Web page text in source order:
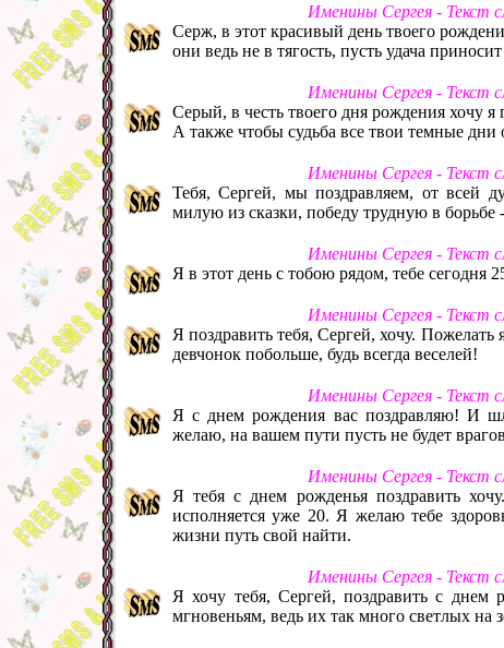
Именины Сергея - Текст
Серж, в этот красивый день твоего
они ведь не в тягость, пусть удача
Именины Сергея - Текст
Серый, в честь твоего дня рождения хочу я
А также чтобы судьба все твои темные дни
Именины Сергея - Текст
Тебя, Сергей, мы поздравляем, от всей
милую из сказки, победу трудную в борьбе -
Именины Сергея - Текст
Я в этот день с тобою рядом, тебе сегодня
Именины Сергея - Текст
Я поздравить тебя, Сергей, хочу.
девчонок побольше, будь всегда веселей!
Именины Сергея - Текст
Я с днем рождения вас поздравляю! И
желаю, на вашем пути пусть не будет
Именины Сергея - Текст
Я тебя с днем рожденья поздравить
исполняется уже 20. Я желаю тебе
жизни путь свой найти.
Именины Сергея - Текст
Я хочу тебя, Сергей, поздравить с
мгновеньям, ведь их так много светлых на